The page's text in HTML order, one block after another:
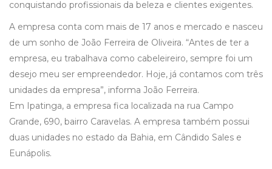
conquistando profissionais da beleza e clientes exigentes.
A empresa conta com mais de 17 anos e mercado e nasceu
de um sonho de João Ferreira de Oliveira. “Antes de ter a
empresa, eu trabalhava como cabeleireiro, sempre foi um
desejo meu ser empreendedor. Hoje, já contamos com três
unidades da empresa”, informa João Ferreira.
Em Ipatinga, a empresa fica localizada na rua Campo
Grande, 690, bairro Caravelas. A empresa também possui
duas unidades no estado da Bahia, em Cândido Sales e
Eunápolis.